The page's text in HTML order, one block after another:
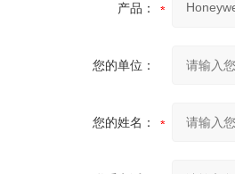
产品：
您的单位：
您的姓名：